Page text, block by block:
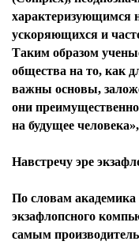
характеризующимся
ускоряющихся и
Таким образом
общества на то, как
важны основы,
они
на будущее
Навстречу эре
По словам
экзафлопсного
самым